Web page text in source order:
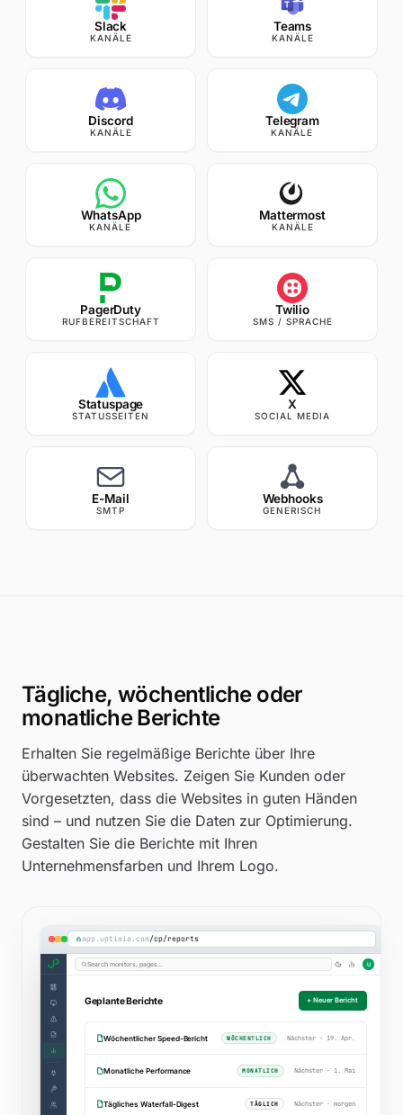
Speed-Monitor hinzufügen
URL einfügen — Frequenz, Regionen und einen
HTTPS · 62 Anfragen · in 2,18 s aus eu-fra geladen
PRÜFINTERVALL
GRENZWERT FÜR LANGSAME SEITEN
Warnung ab 3,0 s
WARNUNGEN SENDEN ÜBER
Email × Slack ×
app.uptimia.com /cp/speed/northwind.io
Slack
KANÄLE
Teams
KANÄLE
Discord
KANÄLE
Telegram
KANÄLE
WhatsApp
KANÄLE
Mattermost
KANÄLE
PagerDuty
RUFBEREITSCHAFT
Twilio
SMS / SPRACHE
Statuspage
STATUSSEITEN
X
SOCIAL MEDIA
E-Mail
SMTP
Webhooks
GENERISCH
Tägliche, wöchentliche oder
monatliche Berichte
Erhalten Sie regelmäßige Berichte über Ihre
überwachten Websites. Zeigen Sie Kunden oder
Vorgesetzten, dass die Websites in guten Händen
sind – und nutzen Sie die Daten zur Optimierung.
Gestalten Sie die Berichte mit Ihren
Unternehmensfarben und Ihrem Logo.